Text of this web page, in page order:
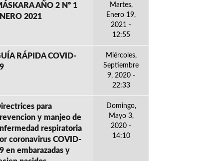
AÑO 2 Nº 1
2021
Martes,
Enero 19,
2021 -
12:55
RÁPIDA COVID-
Miércoles,
Septiembre
9, 2020 -
22:33
para
y manjeo de
respiratoria
coronavirus COVID-
en embarazadas y
Domingo,
Mayo 3,
2020 -
14:10